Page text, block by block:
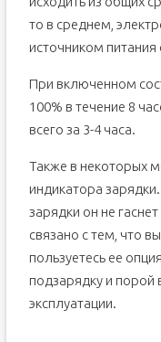
то в среднем,
источником питания
При включенном
100% в течение 8
всего за 3-4 часа.
Также в некоторых
индикатора
зарядки он не
связано с тем, что
пользуетесь ее
подзарядку и порой
эксплуатации.